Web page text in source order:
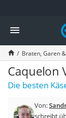
Die beliebtesten
Haushalt
Wassersprudler
Zentralstaubsauger
Brotbackautomat
Wischroboter
Wäschespinne
Spülmaschinentabs
Braten, Garen
Caquelon
Die besten
Von:
schreibt